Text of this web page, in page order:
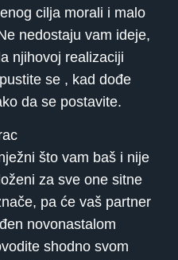
cilja morali i malo
nedostaju vam ideje,
njihovoj realizaciji
se , kad dođe
da se postavite.
što vam baš i nije
za sve one sitne
pa će vaš partner
novonastalom
shodno svom